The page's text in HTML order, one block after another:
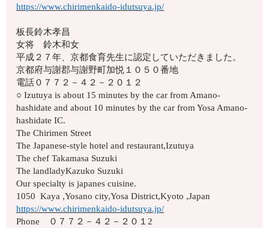
https://www.chirimenkaido-idutsuya.jp/
板長鈴木孝昌
女将 鈴木和女
平成２７年、京都食育先生に認定していただきました。
京都府与謝郡与謝野町加悦１０５０番地
電話０７７２－４２－２０１２
○ Izutuya is about 15 minutes by the car from Amano-
hashidate and about 10 minutes by the car from Yosa Amano-
hashidate IC.
The Chirimen Street
The Japanese-style hotel and restaurant,Izutuya
The chef Takamasa Suzuki
The landladyKazuko Suzuki
Our specialty is japanes cuisine.
1050 Kaya ,Yosano city,Yosa District,Kyoto ,Japan
https://www.chirimenkaido-idutsuya.jp/
Phone ０７７２－４２－２０１2